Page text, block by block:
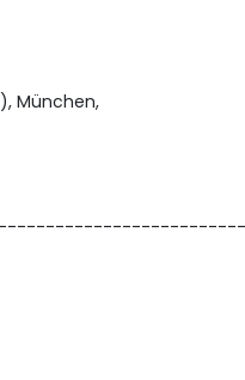
München,